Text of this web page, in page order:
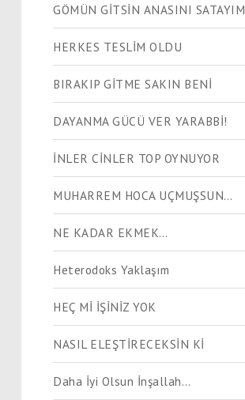
GÖMÜN GİTSİN ANASINI SATAYIM
HERKES TESLİM OLDU
BIRAKIP GİTME SAKIN BENİ
DAYANMA GÜCÜ VER YARABBİ!
İNLER CİNLER TOP OYNUYOR
MUHARREM HOCA UÇMUŞSUN…
NE KADAR EKMEK…
Heterodoks Yaklaşım
HEÇ Mİ İŞİNİZ YOK
NASIL ELEŞTİRECEKSİN Kİ
Daha İyi Olsun İnşallah…